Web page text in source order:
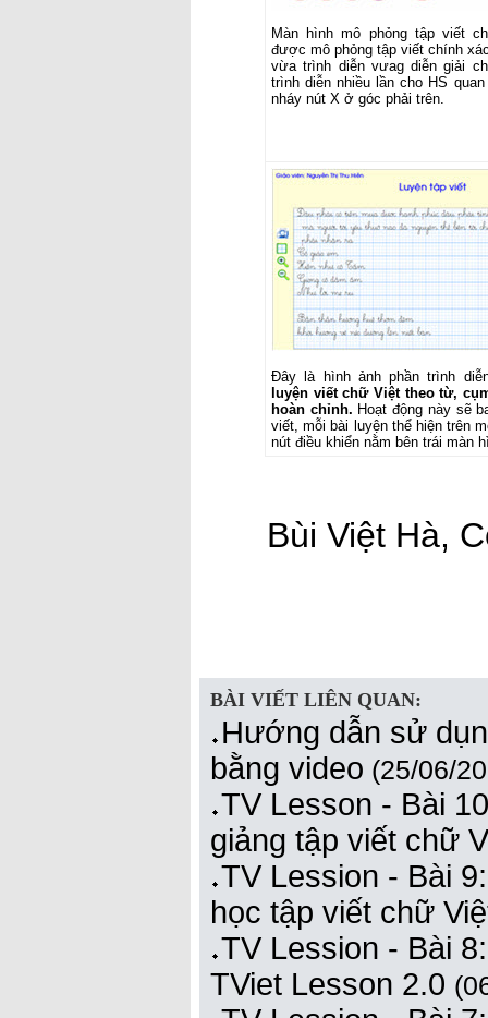
Màn hình mô phỏng tập viết
được mô phỏng tập viết chính
vừa trình diễn vưag diễn giải
trình diễn nhiều lần cho HS
nháy nút X ở góc phải trên.
Đây là hình ảnh phần trình
luyện viết chữ Việt theo từ,
hoàn chỉnh. Hoạt động này sẽ
viết, mỗi bài luyện thể hiện trên
nút điều khiển nằm bên trái màn
Bùi Việt Hà,
BÀI VIẾT LIÊN QUAN:
Hướng dẫn sử
bằng video (25/06/
TV Lesson - Bài
giảng tập viết chữ
TV Lession - Bài
học tập viết chữ
TV Lession - Bài
TViet Lesson 2.0